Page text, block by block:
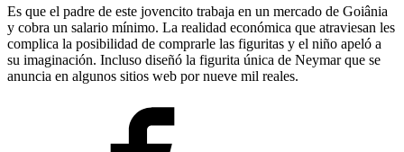
Es que el padre de este jovencito trabaja en un mercado de Goiânia
y cobra un salario mínimo. La realidad económica que atraviesan les
complica la posibilidad de comprarle las figuritas y el niño apeló a
su imaginación. Incluso diseñó la figurita única de Neymar que se
anuncia en algunos sitios web por nueve mil reales.